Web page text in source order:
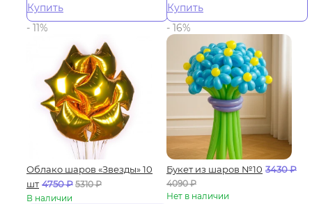
Купить
Купить
- 11%
Облако шаров «Звезды» 10
шт 4750₽ 5310₽
В наличии
- 16%
Букет из шаров №10 3430₽
4090₽
Нет в наличии